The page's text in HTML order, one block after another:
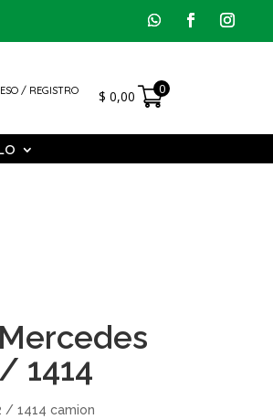
/ REGISTRO $ 0,00 0
1414
/ 1414 camion